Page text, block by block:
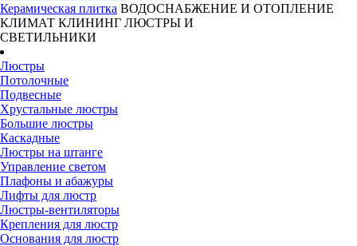
Керамическая плитка ВОДОСНАБЖЕНИЕ И ОТОПЛЕНИЕ
КЛИМАТ КЛИНИНГ ЛЮСТРЫ И
СВЕТИЛЬНИКИ
Люстры
Потолочные
Подвесные
Хрустальные люстры
Большие люстры
Каскадные
Люстры на штанге
Управление светом
Плафоны и абажуры
Лифты для люстр
Люстры-вентиляторы
Крепления для люстр
Основания для люстр